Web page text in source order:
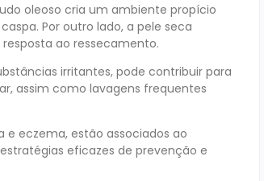
oleoso cria um ambiente propício
Por outro lado, a pele seca
ao ressecamento.
irritantes, pode contribuir para
assim como lavagens frequentes
eczema, estão associados ao
eficazes de prevenção e